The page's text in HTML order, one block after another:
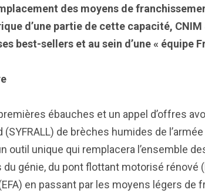
des moyens de
d’une partie de cette capacité,
best-sellers et au sein d’une « équipe
ébauches et un appel d’offres
de brèches humides de
outil unique qui remplacera l’ensemble
génie, du pont flottant motorisé rénové
en passant par les moyens légers de